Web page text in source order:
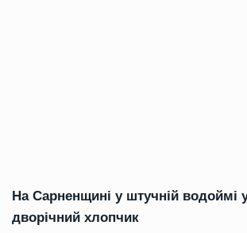
На Сарненщині у штучній водоймі
дворічний хлопчик